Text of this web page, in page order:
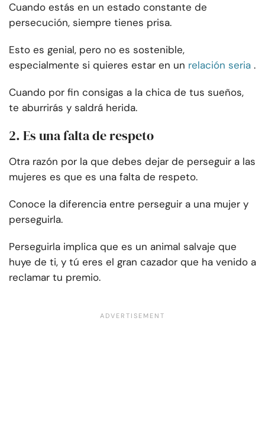
Cuando estás en un estado constante de
persecución, siempre tienes prisa.
Esto es genial, pero no es sostenible,
especialmente si quieres estar en un relación seria .
Cuando por fin consigas a la chica de tus sueños,
te aburrirás y saldrá herida.
2. Es una falta de respeto
Otra razón por la que debes dejar de perseguir a las
mujeres es que es una falta de respeto.
Conoce la diferencia entre perseguir a una mujer y
perseguirla.
Perseguirla implica que es un animal salvaje que
huye de ti, y tú eres el gran cazador que ha venido a
reclamar tu premio.